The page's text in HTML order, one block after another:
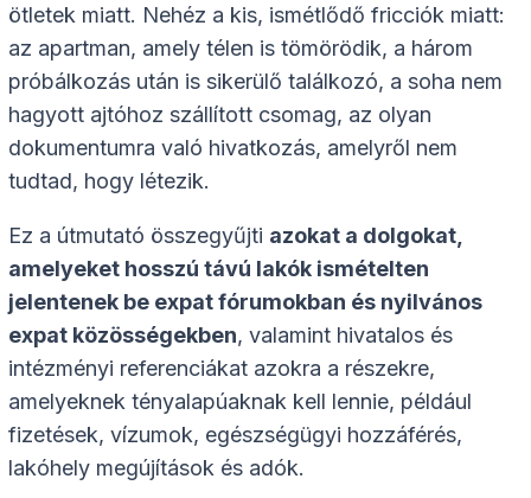
ötletek miatt. Nehéz a kis, ismétlődő fricciók miatt:
az apartman, amely télen is tömörödik, a három
próbálkozás után is sikerülő találkozó, a soha nem
hagyott ajtóhoz szállított csomag, az olyan
dokumentumra való hivatkozás, amelyről nem
tudtad, hogy létezik.
Ez a útmutató összegyűjti azokat a dolgokat,
amelyeket hosszú távú lakók ismételten
jelentenek be expat fórumokban és nyilvános
expat közösségekben, valamint hivatalos és
intézményi referenciákat azokra a részekre,
amelyeknek tényalapúaknak kell lennie, például
fizetések, vízumok, egészségügyi hozzáférés,
lakóhely megújítások és adók.